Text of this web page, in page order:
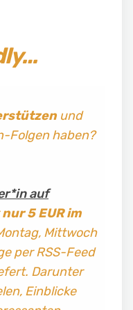
und
Folgen haben?
auf
nur 5 EUR im
Mittwoch
per RSS-Feed
Darunter
Einblicke